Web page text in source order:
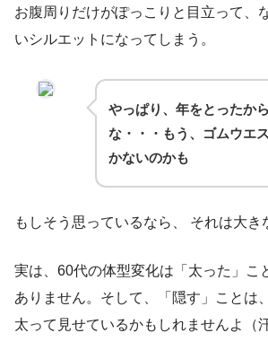
お腹周りだけがぽっこりと目立って、
いシルエットになってしまう。
やっぱり、年をとったか
な・・・もう、ゴムウエ
かないのかも
もしそう思っているなら、 それは大き
実は、60代の体型変化は「太った」こ
ありません。そして、「隠す」ことは
太って見せているかもしれませんよ（